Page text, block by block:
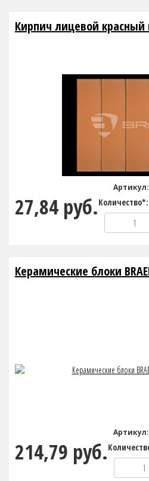
Кирпич лицевой красный
Артикул:
27,84 руб.Количество*:
Керамические блоки
Артикул:
214,79 руб.